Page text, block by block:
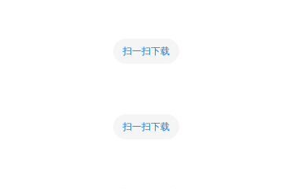
扫一扫下载
扫一扫下载